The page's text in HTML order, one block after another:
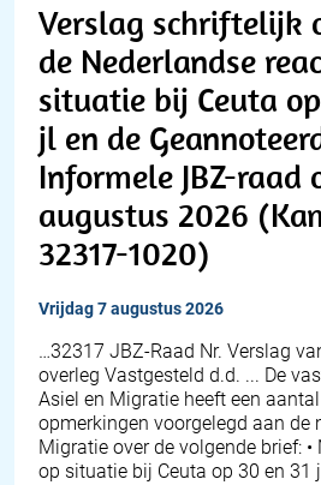
Verslag schriftelijk
de Nederlandse
situatie bij Ceuta
jl en de
Informele JBZ-raad
augustus 2026
32317-1020)
vrijdag 7 augustus 2026
… 32317 JBZ-Raad Nr. Verslag
overleg Vastgesteld d.d. ... De
Asiel en Migratie heeft een
opmerkingen voorgelegd aan de
Migratie over de volgende brief:
op situatie bij Ceuta op 30 en 31